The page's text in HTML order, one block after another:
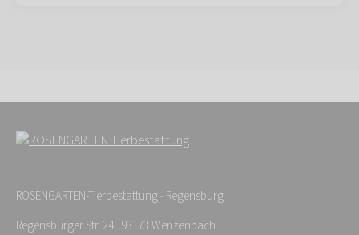
ROSENGARTEN-Tierbestattung - Regensburg
Regensburger Str. 24 · 93173 Wenzenbach